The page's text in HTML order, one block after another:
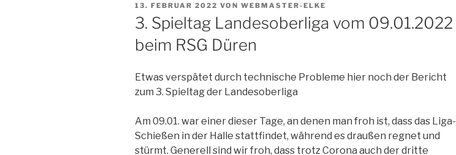
VERÖFFENTLICHT
AM
13. FEBRUAR 2022 VON WEBMASTER-ELKE
3. Spieltag Landesoberliga vom 09.01.2022
beim RSG Düren
Etwas verspätet durch technische Probleme hier noch der Bericht
zum 3. Spieltag der Landesoberliga
Am 09.01. war einer dieser Tage, an denen man froh ist, dass das Liga-
Schießen in der Halle stattfindet, während es draußen regnet und
stürmt. Generell sind wir froh, dass trotz Corona auch der dritte